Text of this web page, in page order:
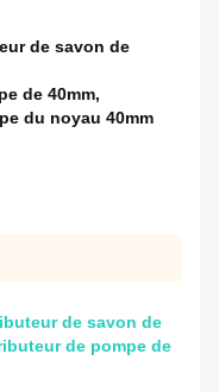
de savon de
de 40mm,
du noyau 40mm
de savon de
de pompe de